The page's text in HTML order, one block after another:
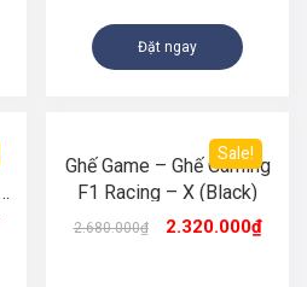
Đặt ngay
Sale!
Ghế Game – Ghế Gaming
F1 Racing – X (Black)
2.680.000₫ 2.320.000₫